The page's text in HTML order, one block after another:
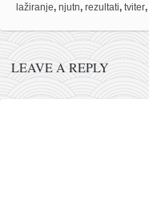
lažiranje, njutn, rezultati, tviter,
LEAVE A REPLY